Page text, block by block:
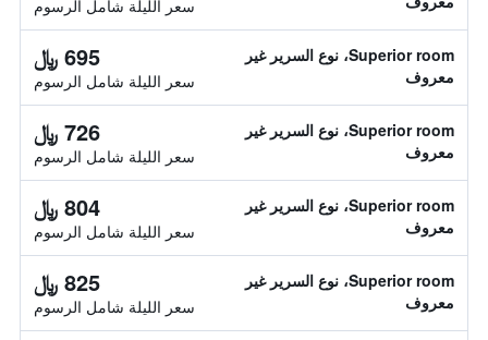
سعر الليلة شامل الرسوم
Superior room، نوع السرير غير
معروف
695 ﷼
سعر الليلة شامل الرسوم
Superior room، نوع السرير غير
معروف
726 ﷼
سعر الليلة شامل الرسوم
Superior room، نوع السرير غير
معروف
804 ﷼
سعر الليلة شامل الرسوم
Superior room، نوع السرير غير
معروف
825 ﷼
سعر الليلة شامل الرسوم